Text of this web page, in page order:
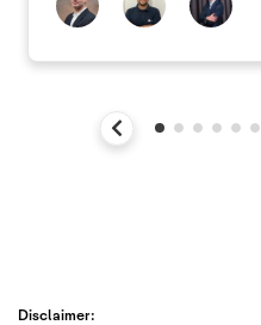
Disclaimer: